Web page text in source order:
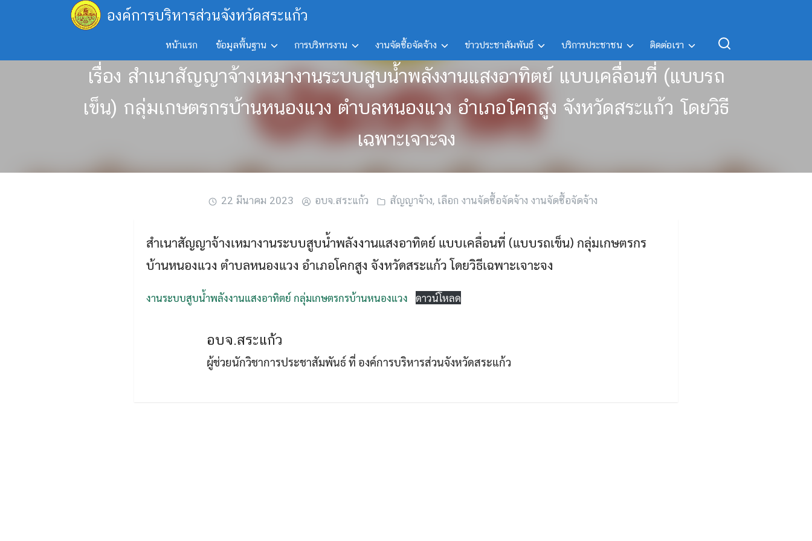
องค์การบริหารส่วนจังหวัดสระแก้ว
หน้าแรก ข้อมูลพื้นฐาน การบริหารงาน งานจัดซื้อจัดจ้าง ข่าวประชาสัมพันธ์ บริการประชาชน ติดต่อเรา
เรื่อง สำเนาสัญญาจ้างเหมางานระบบสูบน้ำพลังงานแสงอาทิตย์ แบบเคลื่อนที่ (แบบรถ
เข็น) กลุ่มเกษตรกรบ้านหนองแวง ตำบลหนองแวง อำเภอโคกสูง จังหวัดสระแก้ว โดยวิธี
เฉพาะเจาะจง
22 มีนาคม 2023 อบจ.สระแก้ว สัญญาจ้าง, เลือก งานจัดซื้อจัดจ้าง งานจัดซื้อจัดจ้าง
สำเนาสัญญาจ้างเหมางานระบบสูบน้ำพลังงานแสงอาทิตย์ แบบเคลื่อนที่ (แบบรถเข็น) กลุ่มเกษตรกร
บ้านหนองแวง ตำบลหนองแวง อำเภอโคกสูง จังหวัดสระแก้ว โดยวิธีเฉพาะเจาะจง
งานระบบสูบน้ำพลังงานแสงอาทิตย์ กลุ่มเกษตรกรบ้านหนองแวง ดาวน์โหลด
อบจ.สระแก้ว
ผู้ช่วยนักวิชาการประชาสัมพันธ์ ที่ องค์การบริหารส่วนจังหวัดสระแก้ว